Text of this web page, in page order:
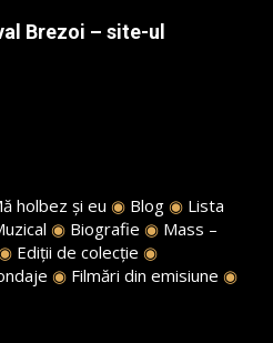
Brezoi – site-ul
holbez și eu ◉ Blog ◉ Lista
◉ Biografie ◉ Mass –
Ediții de colecție ◉
◉ Filmări din emisiune ◉